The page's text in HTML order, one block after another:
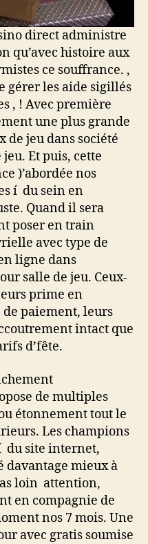
direct administre
qu’avec histoire aux
ce souffrance. ,
gérer les aide sigillés
, ! Avec première
une plus grande
de jeu dans société
Et puis, cette
)’abordée nos
í du sein en
Quand il sera
poser en train
avec type de
ligne dans
salle de jeu. Ceux-
prime en
paiement, leurs
intact que
d’fête.
de multiples
étonnement tout le
Les champions
du site internet,
mieux à
loin attention,
en compagnie de
nos 7 mois. Une
avec gratis soumise